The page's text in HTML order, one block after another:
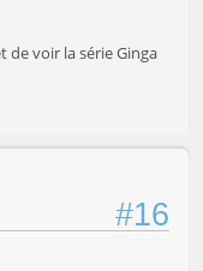
de voir la série Ginga
#16